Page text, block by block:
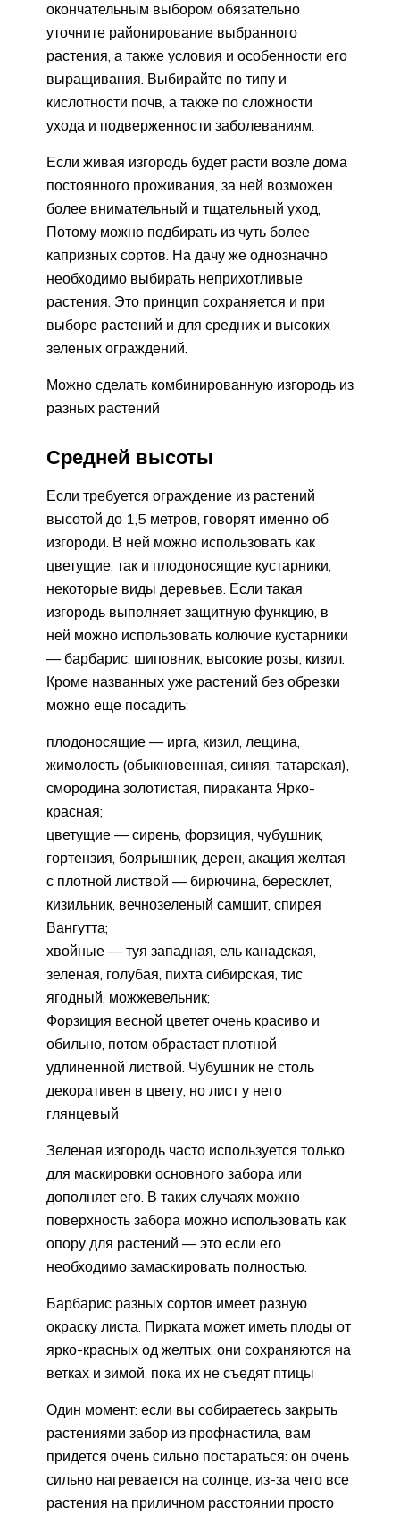
окончательным выбором обязательно
уточните районирование выбранного
растения, а также условия и особенности его
выращивания. Выбирайте по типу и
кислотности почв, а также по сложности
ухода и подверженности заболеваниям.
Если живая изгородь будет расти возле дома
постоянного проживания, за ней возможен
более внимательный и тщательный уход,
Потому можно подбирать из чуть более
капризных сортов. На дачу же однозначно
необходимо выбирать неприхотливые
растения. Это принцип сохраняется и при
выборе растений и для средних и высоких
зеленых ограждений.
Можно сделать комбинированную изгородь из
разных растений
Средней высоты
Если требуется ограждение из растений
высотой до 1,5 метров, говорят именно об
изгороди. В ней можно использовать как
цветущие, так и плодоносящие кустарники,
некоторые виды деревьев. Если такая
изгородь выполняет защитную функцию, в
ней можно использовать колючие кустарники
— барбарис, шиповник, высокие розы, кизил.
Кроме названных уже растений без обрезки
можно еще посадить:
плодоносящие — ирга, кизил, лещина,
жимолость (обыкновенная, синяя, татарская),
смородина золотистая, пираканта Ярко-
красная;
цветущие — сирень, форзиция, чубушник,
гортензия, боярышник, дерен, акация желтая
с плотной листвой — бирючина, бересклет,
кизильник, вечнозеленый самшит, спирея
Вангутта;
хвойные — туя западная, ель канадская,
зеленая, голубая, пихта сибирская, тис
ягодный, можжевельник;
Форзиция весной цветет очень красиво и
обильно, потом обрастает плотной
удлиненной листвой. Чубушник не столь
декоративен в цвету, но лист у него
глянцевый
Зеленая изгородь часто используется только
для маскировки основного забора или
дополняет его. В таких случаях можно
поверхность забора можно использовать как
опору для растений — это если его
необходимо замаскировать полностью.
Барбарис разных сортов имеет разную
окраску листа. Пирката может иметь плоды от
ярко-красных од желтых, они сохраняются на
ветках и зимой, пока их не съедят птицы
Один момент: если вы собираетесь закрыть
растениями забор из профнастила, вам
придется очень сильно постараться: он очень
сильно нагревается на солнце, из-за чего все
растения на приличном расстоянии просто